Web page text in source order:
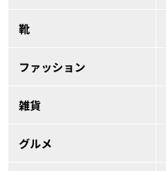
靴
ファッション
雑貨
グルメ